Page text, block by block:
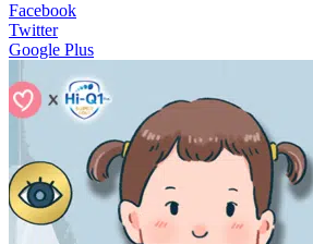
Facebook
Twitter
Google Plus